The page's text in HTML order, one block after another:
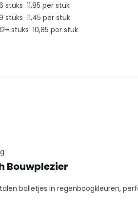
stuks 11,85 per stuk
stuks 11,45 per stuk
stuks 10,85 per stuk
Bouwplezier
balletjes in regenboogkleuren,